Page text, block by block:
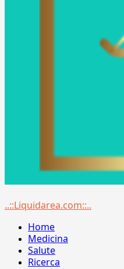
Menu
..::Liquidarea.com::..
Home
Medicina
Salute
Ricerca